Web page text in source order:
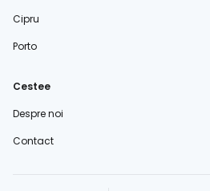
Cipru
Porto
Cestee
Despre noi
Contact